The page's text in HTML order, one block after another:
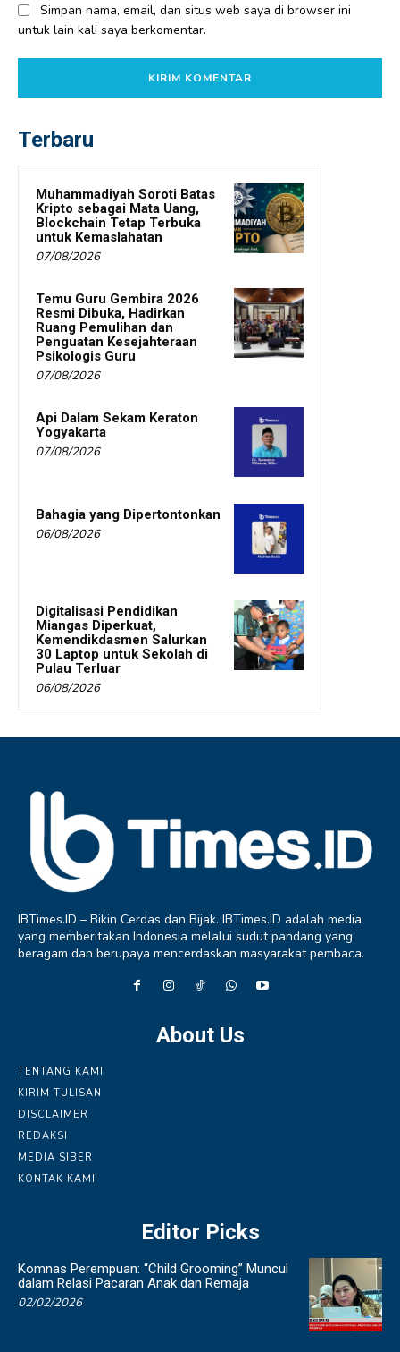
Simpan nama, email, dan situs web saya di browser ini
untuk lain kali saya berkomentar.
Terbaru
Muhammadiyah Soroti Batas
Kripto sebagai Mata Uang,
Blockchain Tetap Terbuka
untuk Kemaslahatan
07/08/2026
Temu Guru Gembira 2026
Resmi Dibuka, Hadirkan
Ruang Pemulihan dan
Penguatan Kesejahteraan
Psikologis Guru
07/08/2026
Api Dalam Sekam Keraton
Yogyakarta
07/08/2026
Bahagia yang Dipertontonkan
06/08/2026
Digitalisasi Pendidikan
Miangas Diperkuat,
Kemendikdasmen Salurkan
30 Laptop untuk Sekolah di
Pulau Terluar
06/08/2026
IBTimes.ID – Bikin Cerdas dan Bijak. IBTimes.ID adalah media
yang memberitakan Indonesia melalui sudut pandang yang
beragam dan berupaya mencerdaskan masyarakat pembaca.
About Us
TENTANG KAMI
KIRIM TULISAN
DISCLAIMER
REDAKSI
MEDIA SIBER
KONTAK KAMI
Editor Picks
Komnas Perempuan: “Child Grooming” Muncul
dalam Relasi Pacaran Anak dan Remaja
02/02/2026